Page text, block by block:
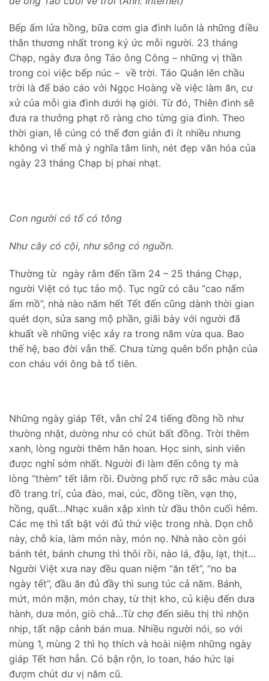
Bếp ấm lửa hồng, bữa cơm gia đình luôn là những điều
thân thương nhất trong ký ức mỗi người. 23 tháng
Chạp, ngày đưa ông Táo ông Công – những vị thần
trong coi việc bếp núc – về trời. Táo Quân lên chầu
trời là để báo cáo với Ngọc Hoàng về việc làm ăn, cư
xử của mỗi gia đình dưới hạ giới. Từ đó, Thiên đình sẽ
đưa ra thưởng phạt rõ ràng cho từng gia đình. Theo
thời gian, lễ cúng có thể đơn giản đi ít nhiều nhưng
không vì thế mà ý nghĩa tâm linh, nét đẹp văn hóa của
ngày 23 tháng Chạp bị phai nhạt.
Con người có tổ có tông
Như cây có cội, như sông có nguồn.
Thường từ ngày rằm đến tầm 24 – 25 tháng Chạp,
người Việt có tục tảo mộ. Tục ngữ có câu “cao nấm
ấm mồ”, nhà nào năm hết Tết đến cũng dành thời gian
quét dọn, sửa sang mộ phần, giãi bày với người đã
khuất về những việc xảy ra trong năm vừa qua. Bao
thế hệ, bao đời vẫn thế. Chưa từng quên bổn phận của
con cháu với ông bà tổ tiên.
Những ngày giáp Tết, vẫn chỉ 24 tiếng đồng hồ như
thường nhật, dường như có chút bất đồng. Trời thêm
xanh, lòng người thêm hân hoan. Học sinh, sinh viên
được nghỉ sớm nhất. Người đi làm đến công ty mà
lòng “thèm” tết lắm rồi. Đường phố rực rỡ sắc màu của
đồ trang trí, của đào, mai, cúc, đồng tiền, vạn thọ,
hồng, quất…Nhạc xuân xập xình từ đầu thôn cuối hẻm.
Các mẹ thì tất bật với đủ thứ việc trong nhà. Dọn chỗ
này, chỗ kia, làm món này, món nọ. Nhà nào còn gói
bánh tét, bánh chưng thì thôi rồi, nào lá, đậu, lạt, thịt…
Người Việt xưa nay đều quan niệm “ăn tết”, “no ba
ngày tết”, đầu ăn đủ đầy thì sung túc cả năm. Bánh,
mứt, món mặn, món chay, từ thịt kho, củ kiệu đến dưa
hành, dưa món, giò chả…Từ chợ đến siêu thị thì nhộn
nhịp, tất nập cảnh bán mua. Nhiều người nói, so với
mùng 1, mùng 2 thì họ thích và hoài niệm những ngày
giáp Tết hơn hẳn. Có bận rộn, lo toan, háo hức lại
đượm chút dư vị năm cũ.